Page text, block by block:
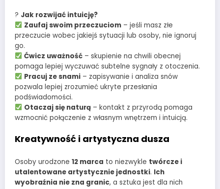
? Jak rozwijać intuicję?
Zaufaj swoim przeczuciom – jeśli masz złe
przeczucie wobec jakiejś sytuacji lub osoby, nie ignoruj
go.
Ćwicz uważność – skupienie na chwili obecnej
pomaga lepiej wyczuwać subtelne sygnały z otoczenia.
Pracuj ze snami – zapisywanie i analiza snów
pozwala lepiej zrozumieć ukryte przesłania
podświadomości.
Otaczaj się naturą – kontakt z przyrodą pomaga
wzmocnić połączenie z własnym wnętrzem i intuicją.
Kreatywność i artystyczna dusza
Osoby urodzone 12 marca to niezwykle twórcze i
utalentowane artystycznie jednostki. Ich
wyobraźnia nie zna granic, a sztuka jest dla nich